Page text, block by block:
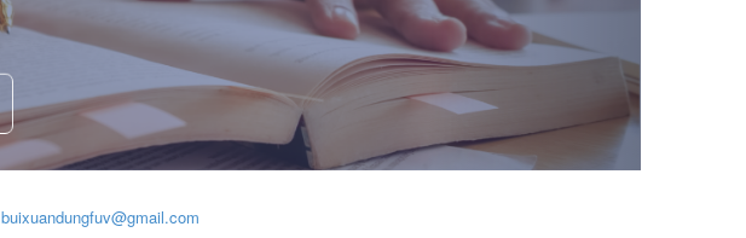
buixuandungfuv@gmail.com